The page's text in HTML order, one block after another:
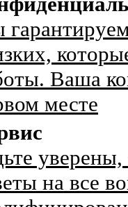
Ваша
месте
на все